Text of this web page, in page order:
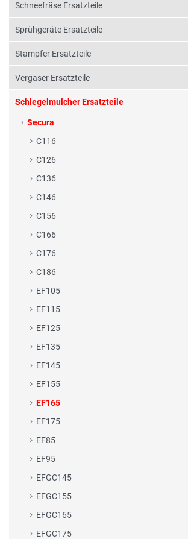
Schneefräse Ersatzteile
Sprühgeräte Ersatzteile
Stampfer Ersatzteile
Vergaser Ersatzteile
Schlegelmulcher Ersatzteile
Secura
C116
C126
C136
C146
C156
C166
C176
C186
EF105
EF115
EF125
EF135
EF145
EF155
EF165
EF175
EF85
EF95
EFGC145
EFGC155
EFGC165
EFGC175